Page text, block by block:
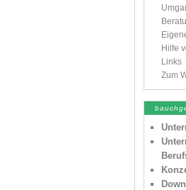
Hilfe
Links
Zum